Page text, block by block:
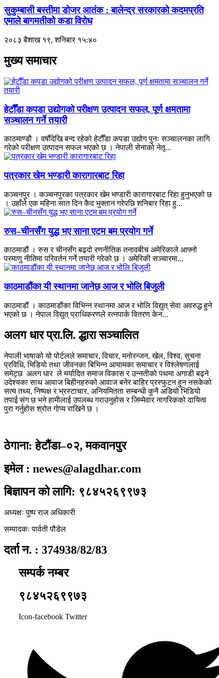
सुकुम्बासी बस्तीमा डोजर आतंक : बालेन्द्र सरकारको कदमप्रति
एमाले बागमतीको कडा विरोध
२०८३ बैशाख १९, शनिबार १५:४०
मुख्य समाचार
हेटौँडा कपडा उद्योगको परीक्षण उत्पादन सफल, पूर्ण क्षमतामा
सञ्चालन गर्ने तयारी
काठमाण्डौ । वर्षौँदेखि बन्द रहेको हेटौँडा कपडा उद्योग पुनः सञ्चालनका लागि
गरेको परीक्षण उत्पादन सफल भएको छ । नेपाली सेनाको नेतृ...
पत्रकार खेम भण्डारी कारागारबाट रिहा
कञ्चनपुर । कञ्चनपुरका पत्रकार खेम भण्डारी कारागारबाट रिहा हुनुभएको छ
। उहाँले एक महिना सात दिन कैद भुक्तान गरेपछि शनिबार रिहा हु...
रुस–चीनसँग युद्ध भए साना एटम बम प्रयोग गर्ने
काठमाडौं । रुस र चीनसँग बढ्दो रणनीतिक तनावबीच अमेरिकाले आफ्नो
परमाणु नीतिमा परिवर्तन गर्ने तयारी गरेको छ । अमेरिकी सञ्चारमा...
काठमाडौंका यी स्थानमा जानेछ आज र भोलि बिजुली
काठमाडौं । काठमाडौंका विभिन्न स्थानमा आज र भोलि विद्युत् सेवा अवरुद्ध हुने
भएको छ । नेपाल विद्युत् प्राधिकरणले रत्नपार्क वितरण केन...
अलग धार प्रा.लि. द्धारा सञ्चालित
नेपाली भाषाको यो पोर्टलले समाचार, विचार, मनोरन्जन, खेल, विश्व, सुचना
प्रविधि, भिडियो तथा जीवनका बिभिन्न आयामका समाचार र विश्लेषणलाई
समेट्छ अलग धार ले मर्यादित समाज विकास र उन्नतीको पथमा अगाडी बढ्ने
उदेश्यका साथ आवाज बिहीनहरुको आवाज बनेर बाहिर प्रस्फुटन हुन नसकेको
सत्य तथ्य, निष्पक्ष र भ्रस्टाचार, अनियमितता सम्बन्धी कुनै अडियो भिडियो
तपाई संग छ भने हामीलाई उपलब्ध गराउनुहोस र जिम्मेवार नागरिकको दायित्व
पुरा गर्नुहोस श्रोत गोप्य राखिने छ ।
ठेगाना: हेटौंडा–०२, मकवानपुर
इमेल : newes@alagdhar.com
बिज्ञापन को लागि: ९८४५२६९९७३
अध्यक्षः पुष्प राज अधिकारी
सम्पादकः पार्वती पौडेल
दर्ता न. : 374938/82/83
सम्पर्क नम्बर
९८४५२६९९७३
Icon-facebook Twitter